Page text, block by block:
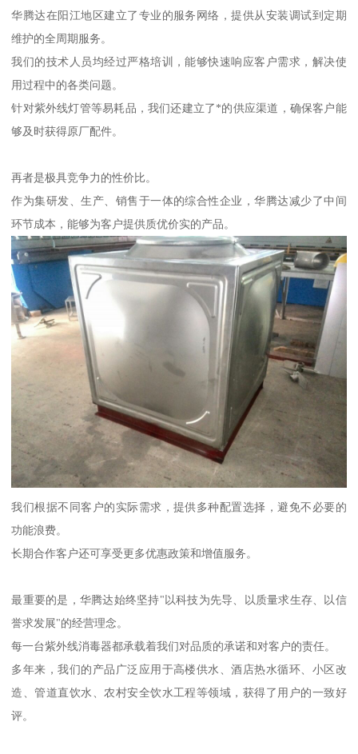
华腾达在阳江地区建立了专业的服务网络，提供从安装调试到定期
维护的全周期服务。
我们的技术人员均经过严格培训，能够快速响应客户需求，解决使
用过程中的各类问题。
针对紫外线灯管等易耗品，我们还建立了*的供应渠道，确保客户能
够及时获得原厂配件。
再者是极具竞争力的性价比。
作为集研发、生产、销售于一体的综合性企业，华腾达减少了中间
环节成本，能够为客户提供质优价实的产品。
我们根据不同客户的实际需求，提供多种配置选择，避免不必要的
功能浪费。
长期合作客户还可享受更多优惠政策和增值服务。
最重要的是，华腾达始终坚持"以科技为先导、以质量求生存、以信
誉求发展"的经营理念。
每一台紫外线消毒器都承载着我们对品质的承诺和对客户的责任。
多年来，我们的产品广泛应用于高楼供水、酒店热水循环、小区改
造、管道直饮水、农村安全饮水工程等领域，获得了用户的一致好
评。